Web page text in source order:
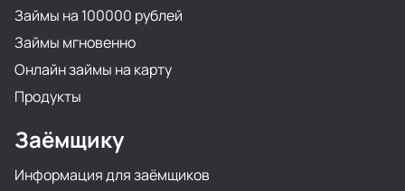
Займы на 100000 рублей
Займы мгновенно
Онлайн займы на карту
Продукты
Заёмщику
Информация для заёмщиков